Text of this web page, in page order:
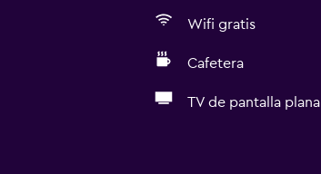
Wifi gratis
Cafetera
TV de pantalla plana